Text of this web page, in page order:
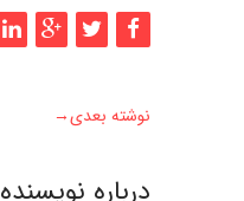
نوشته بعدی→
درباره نويسنده